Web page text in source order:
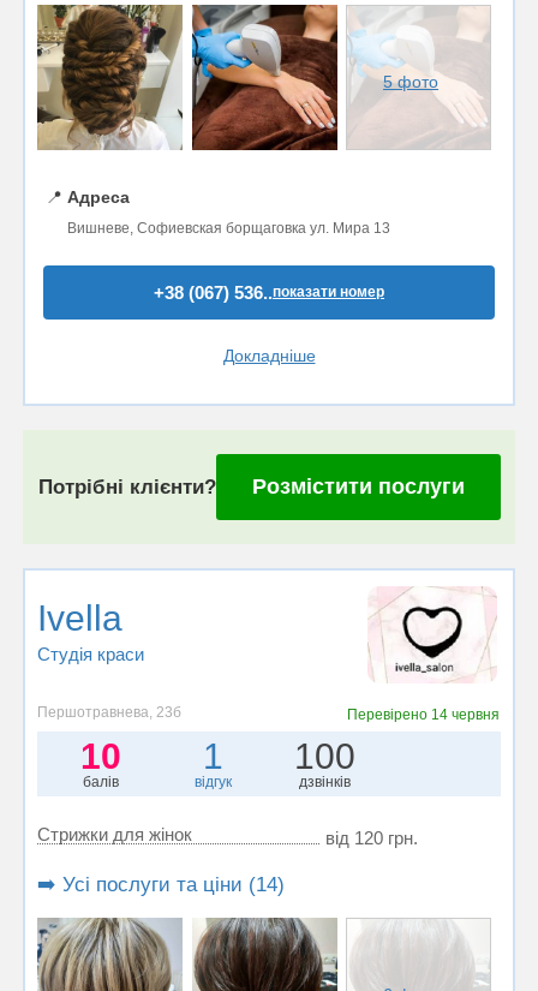
5 фото
📍 Адреса
Вишневе, Софиевская борщаговка ул. Мира 13
+38 (067) 536..показати номер
Докладніше
Потрібні клієнти? Розмістити послуги
Ivella
Студія краси
Першотравнева, 23б Перевірено 14 червня
10
балів
1
відгук
100
дзвінків
Стрижки для жінок від 120 грн.
➡️ Усі послуги та ціни (14)